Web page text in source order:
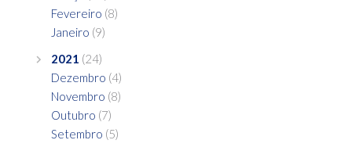
Fevereiro (8)
Janeiro (9)
2021 (24)
Dezembro (4)
Novembro (8)
Outubro (7)
Setembro (5)